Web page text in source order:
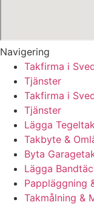
Navigering
Takfirma i
Tjänster
Takfirma i
Tjänster
Lägga
Takbyte &
Byta
Lägga
Pappläggning
Takmålning &